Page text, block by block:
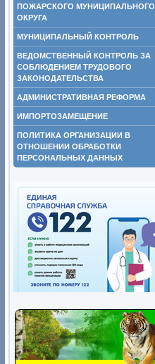
ПОЖАРСКОГО МУНИЦИПАЛЬНОГО
ОКРУГА
МУНИЦИПАЛЬНЫЙ КОНТРОЛЬ
ВЕДОМСТВЕННЫЙ КОНТРОЛЬ ЗА
СОБЛЮДЕНИЕМ ТРУДОВОГО
ЗАКОНОДАТЕЛЬСТВА
АДМИНИСТРАТИВНАЯ РЕФОРМА
ИМПОРТОЗАМЕЩЕНИЕ
ПОЛИТИКА ОРГАНИЗАЦИИ В
ОТНОШЕНИИ ОБРАБОТКИ
ПЕРСОНАЛЬНЫХ ДАННЫХ